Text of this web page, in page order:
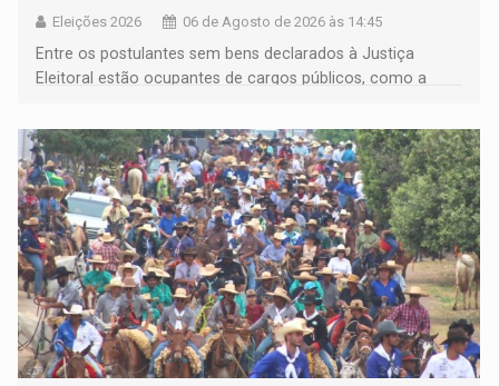
Eleições 2026 06 de Agosto de 2026 às 14:45
Entre os postulantes sem bens declarados à Justiça
Eleitoral estão ocupantes de cargos públicos, como a
Pedro Geovar (PP) e a vice-prefeita Magna dos Anjos
(NOVO)